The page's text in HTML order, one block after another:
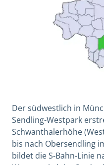
Der südwestlich in
Sendling-Westpark
Schwanthalerhöhe
bis nach Obersendling
bildet die S-Bahn-Linie